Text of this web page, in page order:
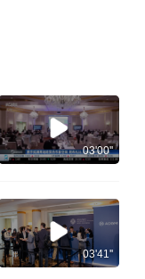
03'00''
03'41''